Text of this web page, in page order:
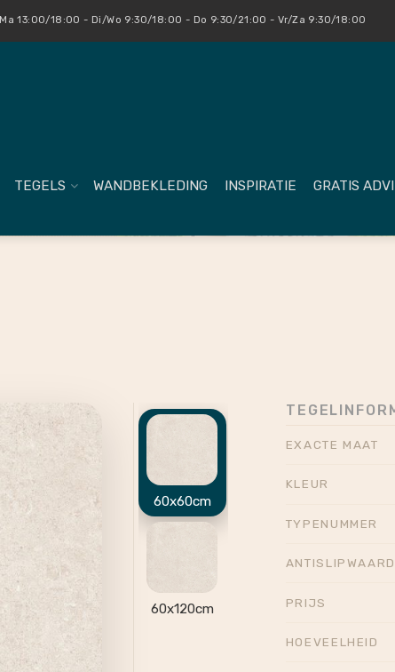
Ma 13:00/18:00 - Di/Wo 9:30/18:00 - Do 9:30/21:00 - Vr/Za 9:30/18:00
TEGELS WANDBEKLEDING INSPIRATIE GRATIS
60x60cm
60x120cm
EXACTE MAAT
KLEUR
TYPENUMMER
PRIJS
HOEVEELHEID